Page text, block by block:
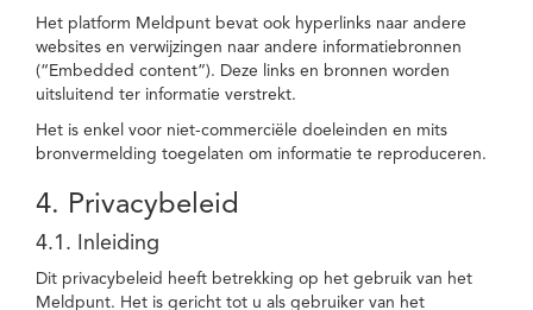
Het platform Meldpunt bevat ook hyperlinks naar andere
websites en verwijzingen naar andere informatiebronnen
(“Embedded content”). Deze links en bronnen worden
uitsluitend ter informatie verstrekt.
Het is enkel voor niet-commerciële doeleinden en mits
bronvermelding toegelaten om informatie te reproduceren.
4. Privacybeleid
4.1. Inleiding
Dit privacybeleid heeft betrekking op het gebruik van het
Meldpunt. Het is gericht tot u als gebruiker van het